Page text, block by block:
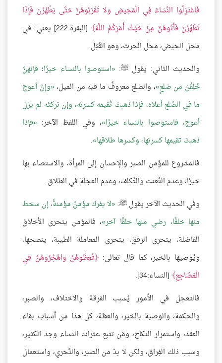
فَاعْتَزِلُوا النِّسَاءَ فِي الْمَحِيضِ ولا تَقْرَبُوهُنَّ حَتَّى يَطْهُرْنَ فَإِذَا
تَطَهَّرْنَ فَأْتُوهُنَّ مِنْ حَيْثُ أَمَرَكُمُ اللَّهُ
[البقرة:222] يعني: في
محل الحيض، محل الحرث، وهو القُبُل.
والحديث الثاني: يقول ﷺ: استوصوا بالنساء خيرًا؛ فإنهنَّ
خُلِقْنَ من ضلعٍ ، والضلع معروفٌ ما فيه من الميل، وإنَّ أعوج
ما في الضّلع أعلاه، فإذا ذهبتَ تُقيمه كسرته، وإن تركتَه لم يزل
أعوج، فاستوصوا بالنساء خيرًا ، وفي اللفظ الآخر:
فإذا
ذهبتَ تقيمها كسرتها، وكسرها طلاقها .
فالمشروع للمؤمن الصبر والإحسان إلى المرأة، والاستصاء بها
خيرًا، وعدم التَّعنت والتَّكلف، وعدم العجلة في الطلاق.
وفي الحديث الآخر يقول ﷺ: لا يفرك مؤمنٌ مؤمنةً، إن سخط
منها خلقًا، رضي منها خلقًا آخر ، فالمؤمن يتحرى الأخلاق
الفاضلة، يتحرى الرفق، يتحرى المعاملة الطيبة، ينصحها،
ويُوصيها بالخير، كما قال تعالى:
فَعِظُوهُنَّ واهْجُرُوهُنَّ فِي
الْمَضَاجِعِ [النساء:34].
فالتعجل في الأمور يُسبب الفرقة والاختلاف، والصبر،
والحكمة، والوصية بالخير، والعظة، كل هذا من أسباب بقاء
العقد، واستمرار النكاح، ومَن تتبع عثرات النساء وجد الكثير،
وسبب ذلك الفِراق، ولكن لا بدّ من الصبر، والتَّحري، واستعمال